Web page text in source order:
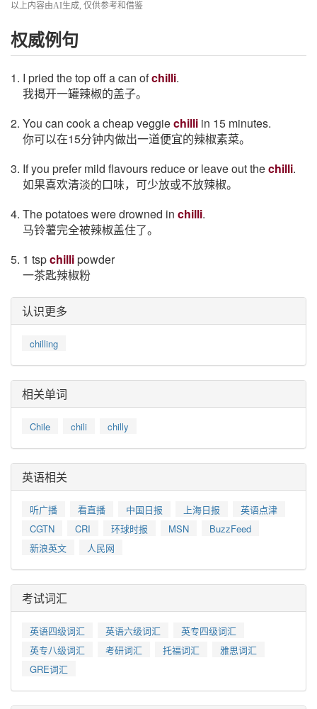
以上内容由AI生成, 仅供参考和借鉴
权威例句
1. I pried the top off a can ofchilli.
我揭开一罐辣椒的盖子。
2. You can cook a cheap veggiechilli in 15 minutes.
你可以在15分钟内做出一道便宜的辣椒素菜。
3. If you prefer mild flavours reduce or leave out thechilli.
如果喜欢清淡的口味，可少放或不放辣椒。
4. The potatoes were drowned in chilli.
马铃薯完全被辣椒盖住了。
5. 1 tspchillipowder
一茶匙辣椒粉
认识更多
chilling
相关单词
Chile chili chilly
英语相关
听广播 看直播 中国日报 上海日报
英语点津
CGTN
CRI 环球时报 MSN
BuzzFeed
新浪英文
人民网
考试词汇
英语四级词汇 英语六级词汇
英专四级词汇
英专八级词汇
考研词汇 托福词汇
雅思词汇
GRE词汇